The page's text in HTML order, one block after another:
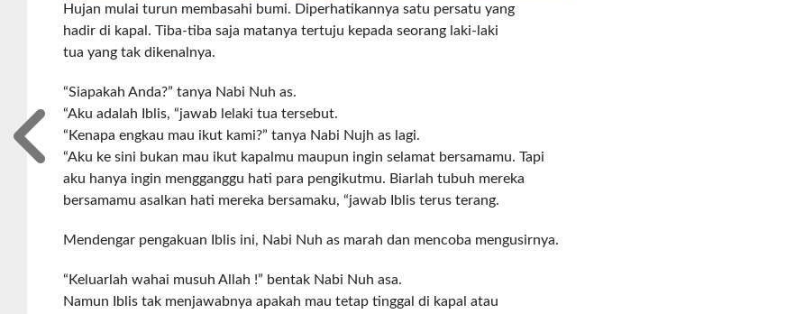
Hujan mulai turun membasahi bumi. Diperhatikannya satu persatu yang
hadir di kapal. Tiba-tiba saja matanya tertuju kepada seorang laki-laki
tua yang tak dikenalnya.
“Siapakah Anda?” tanya Nabi Nuh as.
“Aku adalah Iblis, “jawab lelaki tua tersebut.
“Kenapa engkau mau ikut kami?” tanya Nabi Nujh as lagi.
“Aku ke sini bukan mau ikut kapalmu maupun ingin selamat bersamamu. Tapi
aku hanya ingin mengganggu hati para pengikutmu. Biarlah tubuh mereka
bersamamu asalkan hati mereka bersamaku, “jawab Iblis terus terang.
Mendengar pengakuan Iblis ini, Nabi Nuh as marah dan mencoba mengusirnya.
“Keluarlah wahai musuh Allah !” bentak Nabi Nuh asa.
Namun Iblis tak menjawabnya apakah mau tetap tinggal di kapal atau